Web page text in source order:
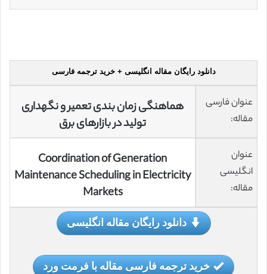
دانلود رایگان مقاله انگلیسی + خرید ترجمه فارسی
عنوان فارسی
مقاله:
هماهنگی زمان بندی تعمیر و نگهداری
تولید در بازارهای برق
عنوان
انگلیسی
مقاله:
Coordination of Generation
Maintenance Scheduling in Electricity
Markets
دانلود رایگان مقاله انگلیسی
خرید ترجمه فارسی مقاله با فرمت ورد